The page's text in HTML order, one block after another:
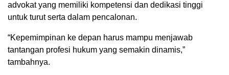
advokat yang memiliki kompetensi dan dedikasi tinggi
untuk turut serta dalam pencalonan.
“Kepemimpinan ke depan harus mampu menjawab
tantangan profesi hukum yang semakin dinamis,”
tambahnya.